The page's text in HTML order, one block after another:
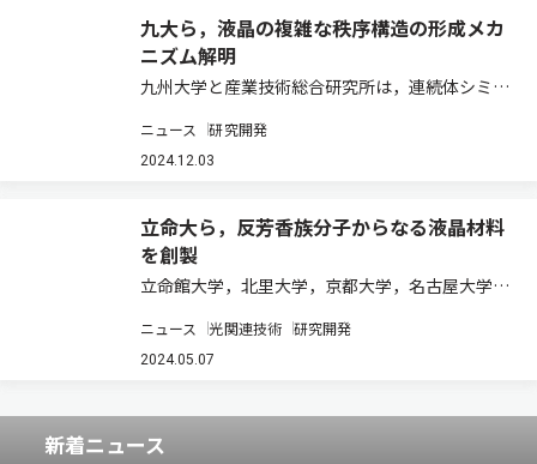
九大ら，液晶の複雑な秩序構造の形成メカ
ニズム解明
九州大学と産業技術総合研究所は，連続体シミュ
晶の3次元秩序構造が変化してゆく過程，特に金
属のマルテンサイト変態に似た双晶構造の形成メ
リ…
ニュース 研究開発
2024.12.03
立命大ら，反芳香族分子からなる液晶材料
を創製
立命館大学，北里大学，京都大学，名古屋大学
を新たに形成し，半導体特性を示す液晶材料の創
製に成功した（ニュースリリース）。 π電子系分
性…
ニュース 光関連技術 研究開発
2024.05.07
新着ニュース